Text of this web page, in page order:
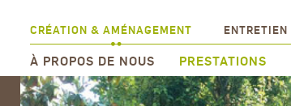
À PROPOS DE NOUS PRESTATIONS
CRÉATION & AMÉNAGEMENT ENTRETIEN